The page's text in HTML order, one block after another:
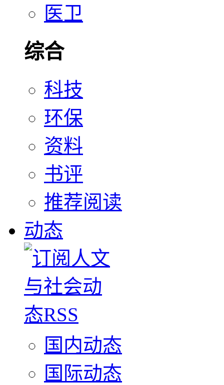
医卫
综合
科技
环保
资料
书评
推荐阅读
动态
国内动态
国际动态